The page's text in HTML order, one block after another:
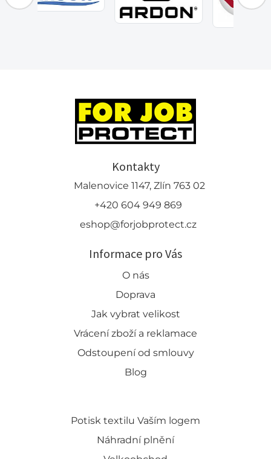
Kontakty
Malenovice 1147, Zlín 763 02
+420 604 949 869
eshop@forjobprotect.cz
Informace pro Vás
O nás
Doprava
Jak vybrat velikost
Vrácení zboží a reklamace
Odstoupení od smlouvy
Blog
Potisk textilu Vaším logem
Náhradní plnění